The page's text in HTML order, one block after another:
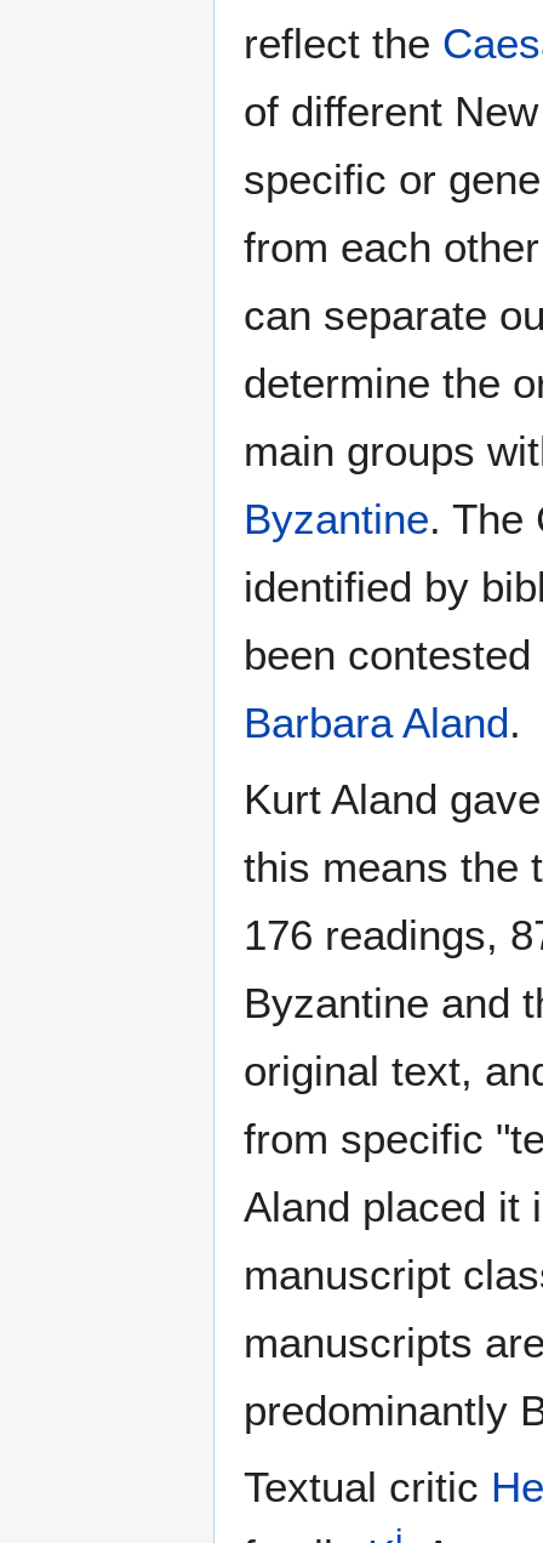
reflect the
of different
specific or
from each
can separate
determine the
main groups
Byzantine. The
identified by
been
Barbara Aland.
Kurt Aland
this means the
176 readings,
Byzantine and
original text,
from specific
Aland placed it
manuscript
manuscripts
predominantly
Textual critic